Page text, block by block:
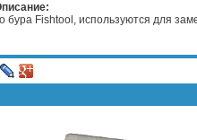
бура Fishtool, используются для